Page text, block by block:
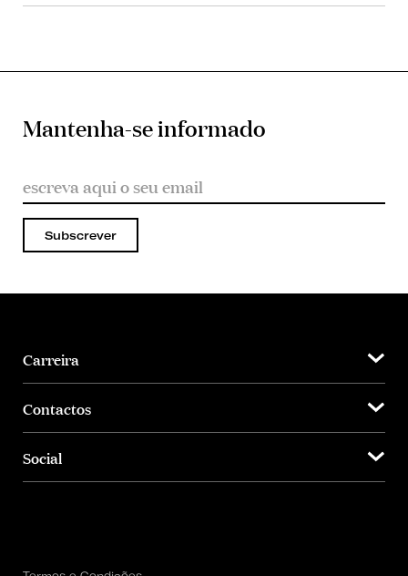
Mantenha-se informado
Subscrever
Carreira
Contactos
Social